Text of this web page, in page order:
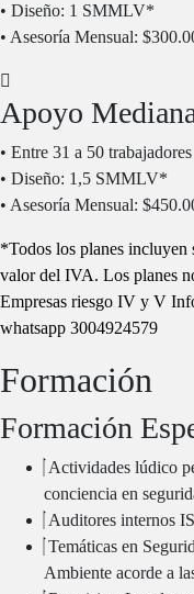
• Diseño: 1 SMMLV*
• Asesoría Mensual:
Apoyo
• Entre 31 a 50 trabajadores
• Diseño: 1,5 SMMLV*
• Asesoría Mensual:
*Todos los planes incluyen
valor del IVA. Los planes
Empresas riesgo IV y V
whatsapp 3004924579
Formación
Formación
Actividades lúdico
conciencia en
Auditores internos
Temáticas en
Ambiente acorde a